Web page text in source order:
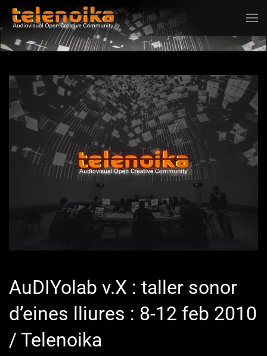
Ir al contenido principal
AuDIYolab v.X : taller sonor
d’eines lliures : 8-12 feb 2010
/ Telenoika